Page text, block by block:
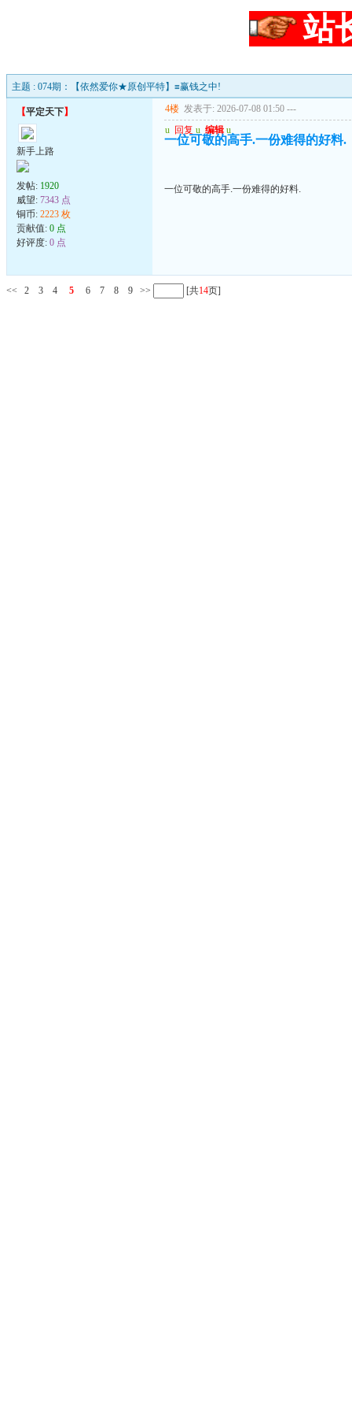
站
主题 : 074期：【依然爱你★原创平特】≡赢钱之中!
【平定天下】
新手上路
发帖: 1920
威望: 7343 点
铜币: 2223 枚
贡献值: 0 点
好评度: 0 点
4楼 发表于: 2026-07-08 01:50 ---
u 回复 u 编辑 u
一位可敬的高手.一份难得的好料.
一位可敬的高手.一份难得的好料.
<< 2 3 4 5 6 7 8 9 >> [共14页]